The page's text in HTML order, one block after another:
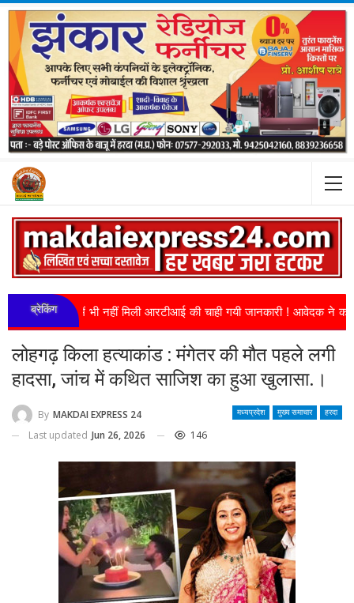
ब्रेकिंग
में 6 माह में भी नहीं मिली आरटीआई की चाही गयी जानकारी ! आवेदक ने कलेक्टर
लोहगढ़ किला हत्याकांड : मंगेतर की मौत पहले लगी
हादसा, जांच में कथित साजिश का हुआ खुलासा.।
मध्यप्रदेश मुख्य समाचार हरदा
By MAKDAI EXPRESS 24
Last updated Jun 26, 2026 146